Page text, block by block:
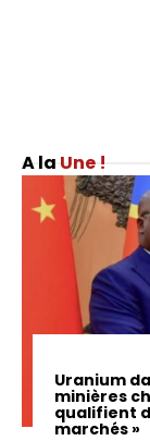
Une !
Uranium
minières
qualifient
marchés »